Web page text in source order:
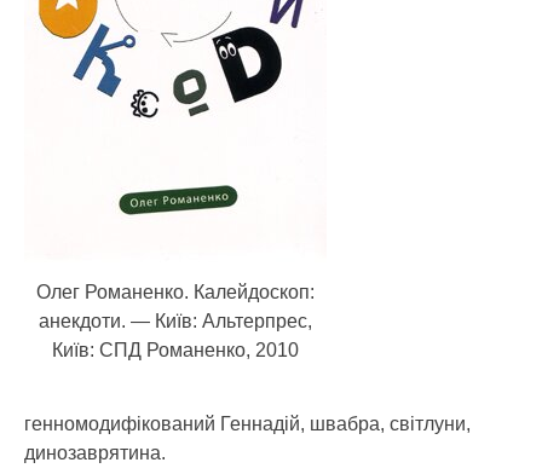
Олег Романенко. Калейдоскоп:
анекдоти. — Київ: Альтерпрес,
Київ: СПД Романенко, 2010
генномодифікований Геннадій, швабра, світлуни,
динозаврятина.